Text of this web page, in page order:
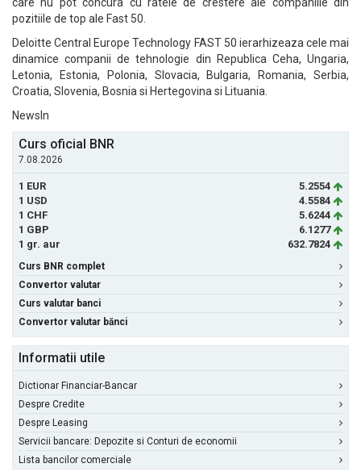
pozitiile de top ale Fast 50.
Deloitte Central Europe Technology FAST 50 ierarhizeaza cele mai
dinamice companii de tehnologie din Republica Ceha, Ungaria,
Letonia, Estonia, Polonia, Slovacia, Bulgaria, Romania, Serbia,
Croatia, Slovenia, Bosnia si Hertegovina si Lituania.
NewsIn
Curs oficial BNR
7.08.2026
1 EUR
5.2554
1 USD
4.5584
1 CHF
5.6244
1 GBP
6.1277
1 gr. aur
632.7824
Curs BNR complet
Convertor valutar
Curs valutar banci
Convertor valutar bănci
Informatii utile
Dictionar Financiar-Bancar
Despre Credite
Despre Leasing
Servicii bancare: Depozite si Conturi de economii
Lista bancilor comerciale